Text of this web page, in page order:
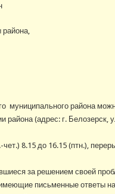
муниципального района
района (адрес: г. Белозерск,
8.15 до 16.15 (птн.),
за решением своей
письменные ответы на